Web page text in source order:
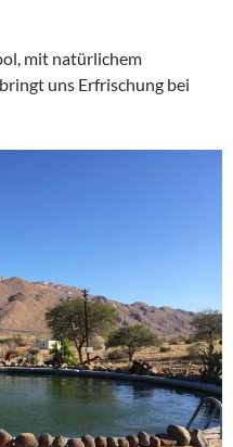
mit natürlichem
uns Erfrischung bei